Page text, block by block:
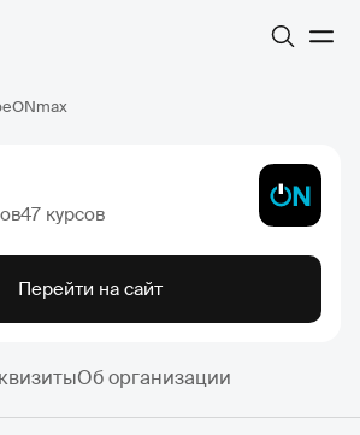
47 курсов
Перейти на сайт
Об организации